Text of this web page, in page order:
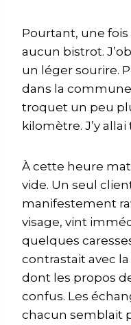
Pourtant, une fois
aucun bistrot.
un léger sourire.
dans la
troquet un peu
kilomètre. J’y
À cette heure
vide. Un seul
manifestement
visage, vint
quelques
contrastait avec
dont les propos
confus. Les
chacun semblait